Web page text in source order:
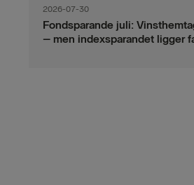
2026-07-30
Fondsparande juli:
– men indexsparandet ligger